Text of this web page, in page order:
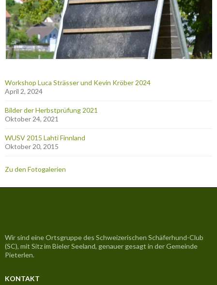
Workshop Luca Strässer und Kevin Kröber 2024
April 2, 2024
Bilder der Herbstprüfung 2021
Oktober 24, 2021
WUSV 2015 Lahti Finnland
Oktober 20, 2015
Zu den Fotogalerien
Wir sind eine Ortsgruppe des Schweizerischen Schäferhund-Club
(SC), mit Sitz im Bieler Seeland, genauer gesagt in der Gemeinde
Pieterlen.
KONTAKT